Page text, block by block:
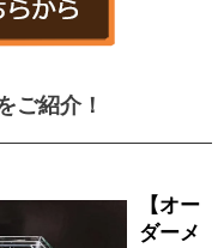
ご紹介！
【オー
ダーメ